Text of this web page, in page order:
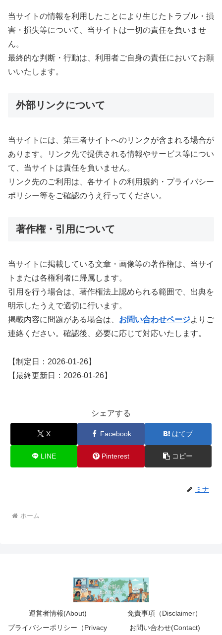
当サイトの情報を利用したことにより生じたトラブル・損
害・損失等について、当サイトは一切の責任を負いませ
ん。
最終的な判断・行動は、利用者ご自身の責任においてお願
いいたします。
外部リンクについて
当サイトには、第三者サイトへのリンクが含まれる場合が
あります。リンク先で提供される情報やサービス等につい
て、当サイトは責任を負いません。
リンク先のご利用は、各サイトの利用規約・プライバシー
ポリシー等をご確認のうえ行ってください。
著作権・引用について
当サイトに掲載している文章・画像等の著作権は、当サイ
トまたは各権利者に帰属します。
引用を行う場合は、著作権法上認められる範囲で、出典を
明示したうえで適切に行います。
掲載内容に問題がある場合は、 お問い合わせページよりご
連絡ください。確認後、必要に応じて対応いたします。
【制定日：2026-01-26】
【最終更新日：2026-01-26】
シェアする
X Facebook はてブ
LINE Pinterest コピー
ミナ
ホーム
運営者情報(About)
免責事項（Disclaimer）
プライバシーポリシー（Privacy
お問い合わせ(Contact)